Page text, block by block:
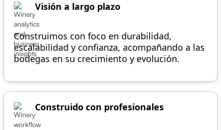
Visión a largo plazo
Construimos con foco en durabilidad,
escalabilidad y confianza, acompañando a las
bodegas en su crecimiento y evolución.
Construido con profesionales